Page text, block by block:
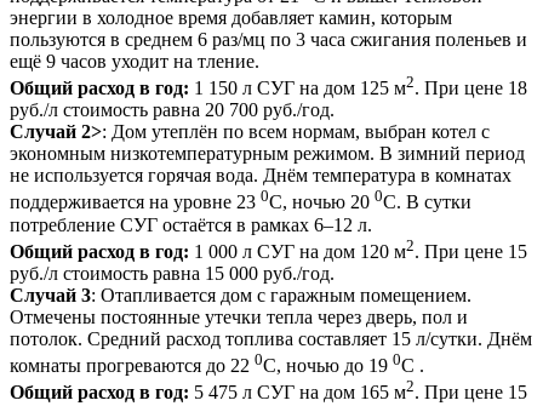
энергии в холодное время добавляет камин, которым
пользуются в среднем 6 раз/мц по 3 часа сжигания поленьев и
ещё 9 часов уходит на тление.
Общий расход в год: 1 150 л СУГ на дом 125 м2. При цене 18
руб./л стоимость равна 20 700 руб./год.
Случай 2>: Дом утеплён по всем нормам, выбран котел с
экономным низкотемпературным режимом. В зимний период
не используется горячая вода. Днём температура в комнатах
поддерживается на уровне 23 0С, ночью 20 0С. В сутки
потребление СУГ остаётся в рамках 6–12 л.
Общий расход в год: 1 000 л СУГ на дом 120 м2. При цене 15
руб./л стоимость равна 15 000 руб./год.
Случай 3: Отапливается дом с гаражным помещением.
Отмечены постоянные утечки тепла через дверь, пол и
потолок. Средний расход топлива составляет 15 л/сутки. Днём
комнаты прогреваются до 22 0С, ночью до 19 0С .
Общий расход в год: 5 475 л СУГ на дом 165 м2. При цене 15